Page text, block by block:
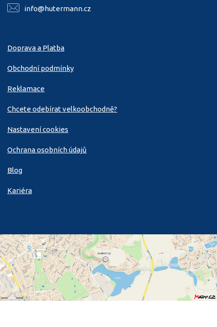
info@hutermann.cz
Doprava a Platba
Obchodní podmínky
Reklamace
Chcete odebírat velkoobchodně?
Nastavení cookies
Ochrana osobních údajů
Blog
Kariéra